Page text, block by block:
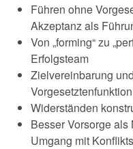
Führen ohne
Akzeptanz als
Von „forming“ zu
Erfolgsteam
Zielvereinbarung
Vorgesetztenfunktion
Widerständen
Besser Vorsorge
Umgang mit